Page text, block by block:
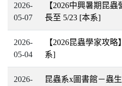
2026-
05-07
【2026中興暑期昆
長至 5/23 [本系]
2026-
05-04
【2026昆蟲學家攻
系]
2026-
昆蟲系x圖書館－蟲